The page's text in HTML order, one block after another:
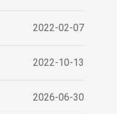
2022-02-07
2022-10-13
2026-06-30